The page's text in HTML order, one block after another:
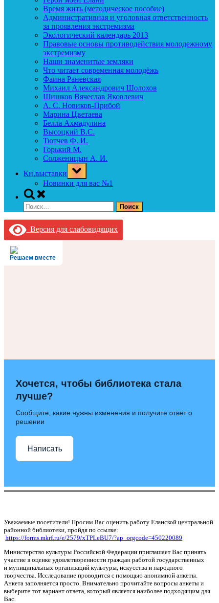
Время жить (методическое пособие)
Административная и уголовная ответственность
за проявления экстремизма
Экологический календарь 2013
Правовые основы противодействия молодежному
экстремизму
Наши знаменитые земляки
Что читает современная молодёжь
Фаина Раневская
Михаил Александрович Шолохов
Шишков Вячеслав Яковлевич
А. С. Новиков-Прибой
Марина Цветаева
Белла Ахмадулина
Высоцкий В.С.
Тютчев Ф. И.
Горький М.
Солженицын А. И.
Кн.выставки
Toggle
sub-
menu
Новинки для вас №1
Toggle
search
form
Найти:
Версия для слабовидящих
Решаем вместе
Хочется, чтобы библиотека стала
лучше?
Сообщите, какие нужны изменения и получите ответ о
решении
Написать
Уважаемые посетители! Просим Вас оценить работу Еланской центральной
районной библиотеки, пройдя по ссылке:
https://forms.mkrf.ru/e/2579/xTPLeBU7/?ap_orgcode=450220089
Министерство культуры Российской Федерации приглашает Вас принять
участие в оценке удовлетворенности граждан работой государственных
и муниципальных организаций культуры, искусства и народного
творчества. Исследование проводится с помощью анонимной анкеты.
Анкета заполняется просто. Внимательно прочитайте вопросы анкеты и
выберите тот вариант ответа, который является наиболее подходящим для
Вас.